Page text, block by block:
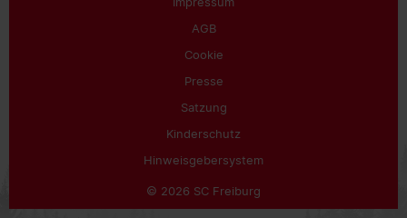
AGB
Cookie
Presse
Satzung
Kinderschutz
Hinweisgebersystem
© 2026 SC Freiburg